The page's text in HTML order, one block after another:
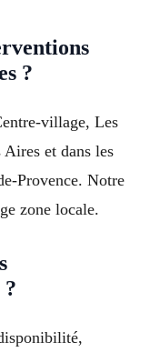
?
village, Les
et dans les
Provence. Notre
zone locale.